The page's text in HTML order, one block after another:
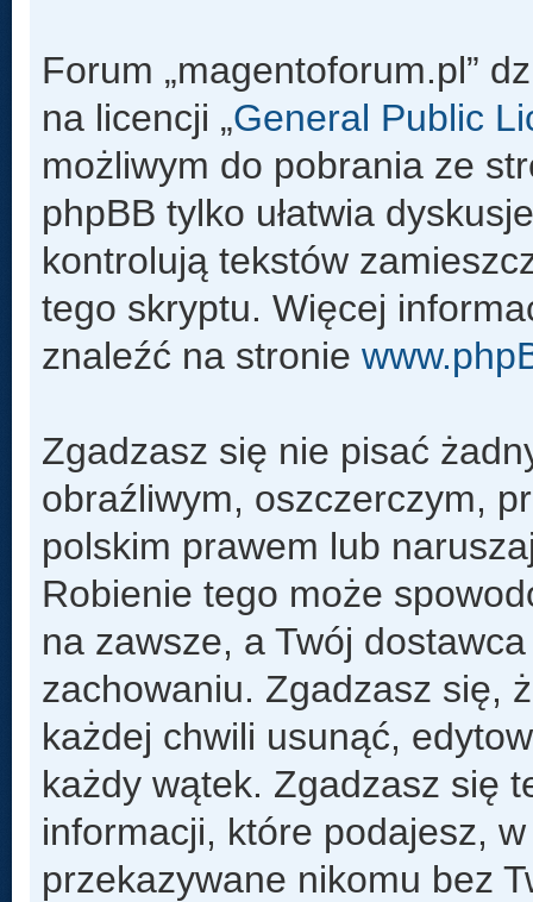
Forum „magentoforum.pl”
na licencji „General Public
możliwym do pobrania ze
phpBB tylko ułatwia
kontrolują tekstów
tego skryptu. Więcej
znaleźć na stronie
Zgadzasz się nie pisać
obraźliwym, oszczerczym,
polskim prawem lub
Robienie tego może
na zawsze, a Twój
zachowaniu. Zgadzasz się,
każdej chwili usunąć,
każdy wątek. Zgadzasz się
informacji, które podajesz,
przekazywane nikomu bez